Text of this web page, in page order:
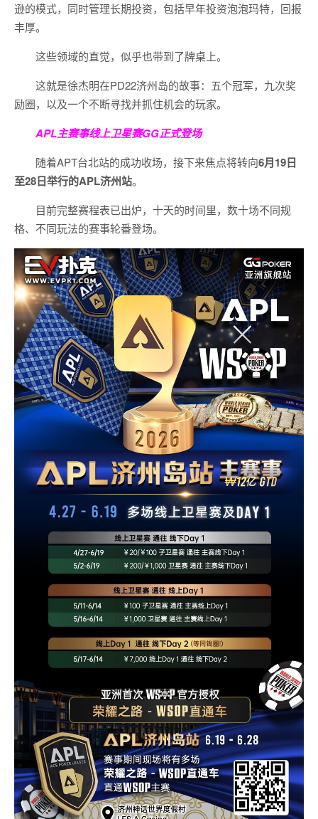
逊的模式，同时管理长期投资，包括早年投资泡泡玛特，回报
丰厚。
这些领域的直觉，似乎也带到了牌桌上。
这就是徐杰明在PD22济州岛的故事：五个冠军，九次奖
励圈，以及一个不断寻找并抓住机会的玩家。
APL主赛事线上卫星赛GG正式登场
随着APT台北站的成功收场，接下来焦点将转向6月19日
至28日举行的APL济州站。
目前完整赛程表已出炉，十天的时间里，数十场不同规
格、不同玩法的赛事轮番登场。